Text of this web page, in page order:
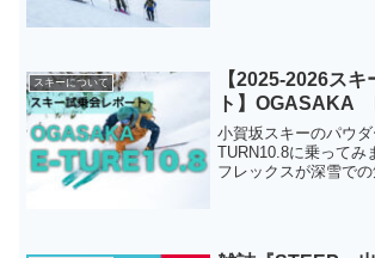
スキーについて
【2025-2026ス
ト】OGASAKA
小賀坂スキーのパウ
TURN10.8に乗ってみ
フレックスが深雪での